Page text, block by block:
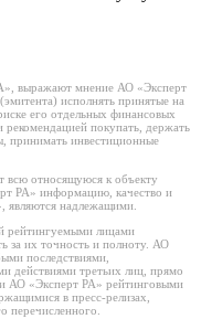
выражают мнение АО «Эксперт
исполнять принятые на
его отдельных финансовых
рекомендацией покупать, держать
принимать инвестиционные
относящуюся к объекту
РА» информацию, качество и
являются надлежащими.
рейтингуемыми лицами
за их точность и полноту. АО
последствиями,
действиями третьих лиц, прямо
АО «Эксперт РА» рейтинговыми
в пресс-релизах,
перечисленного.